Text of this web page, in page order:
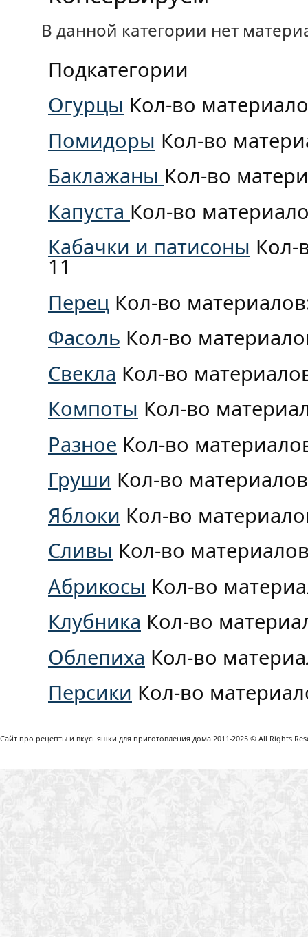
В данной категории нет
Подкатегории
Огурцы Кол-во
Помидоры Кол-во
Баклажаны Кол-во
Капуста Кол-во
Кабачки и патисоны Кол-
11
Перец Кол-во
Фасоль Кол-во
Свекла Кол-во
Компоты Кол-во
Разное Кол-во
Груши Кол-во
Яблоки Кол-во
Сливы Кол-во
Абрикосы Кол-во
Клубника Кол-во
Облепиха Кол-во
Персики Кол-во
Сайт про рецепты и вкусняшки для приготовления дома 2011-2025 © All Rights